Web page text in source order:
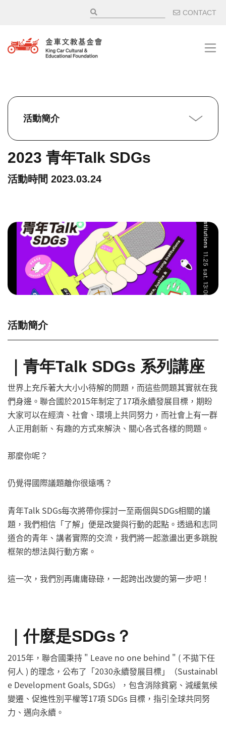
輔助選
CONTACT
活動簡介
2023 青年Talk SDGs
活動時間 2023.03.24
活動簡介
青年Talk SDGs 系列講座
世界上充斥著大大小小待解的問題，而這些問題其實就在我
們身邊。聯合國於2015年制定了17項永續發展目標，期盼
大家可以在經濟、社會、環境上共同努力，而社會上有一群
人正用創新、有趣的方式來解決、關心各式各樣的問題。
那麼你呢？
仍覺得國際議題離你很遠嗎？
青年Talk SDGs每次將帶你探討一至兩個與SDGs相關的議
題，我們相信「了解」便是改變與行動的起點。透過和志同
道合的青年、講者實際的交流，我們將一起激盪出更多跳脫
框架的想法與行動方案。
這一次，我們別再庸庸碌碌，一起跨出改變的第一步吧！
｜什麼是SDGs？
2015年，聯合國秉持 " Leave no one behind " ( 不拋下任
何人 ) 的理念，公布了「2030永續發展目標」（Sustainabl
e Development Goals, SDGs），包含消除貧窮、減緩氣候
變遷、促進性別平權等17項 SDGs 目標，指引全球共同努
力、邁向永續。